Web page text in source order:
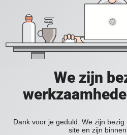
We zijn
Dank voor je geduld. We zijn
site en zijn